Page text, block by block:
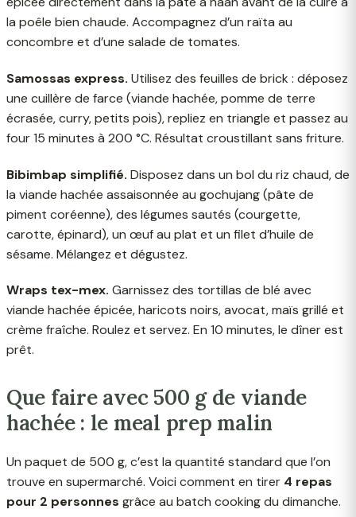
la poêle bien chaude. Accompagnez d’un raïta au
concombre et d’une salade de tomates.
Samossas express. Utilisez des feuilles de brick : déposez
une cuillère de farce (viande hachée, pomme de terre
écrasée, curry, petits pois), repliez en triangle et passez au
four 15 minutes à 200 °C. Résultat croustillant sans friture.
Bibimbap simplifié. Disposez dans un bol du riz chaud, de
la viande hachée assaisonnée au gochujang (pâte de
piment coréenne), des légumes sautés (courgette,
carotte, épinard), un œuf au plat et un filet d’huile de
sésame. Mélangez et dégustez.
Wraps tex-mex. Garnissez des tortillas de blé avec
viande hachée épicée, haricots noirs, avocat, maïs grillé et
crème fraîche. Roulez et servez. En 10 minutes, le dîner est
prêt.
Que faire avec 500 g de viande
hachée : le meal prep malin
Un paquet de 500 g, c’est la quantité standard que l’on
trouve en supermarché. Voici comment en tirer 4 repas
pour 2 personnes grâce au batch cooking du dimanche.